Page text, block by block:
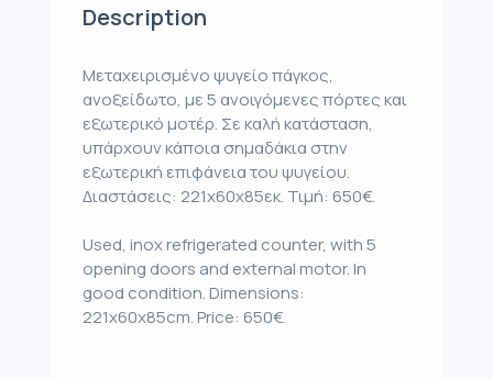
Description
Μεταχειρισμένο ψυγείο πάγκος,
ανοξείδωτο, με 5 ανοιγόμενες πόρτες και
εξωτερικό μοτέρ. Σε καλή κατάσταση,
υπάρχουν κάποια σημαδάκια στην
εξωτερική επιφάνεια του ψυγείου.
Διαστάσεις: 221x60x85εκ. Τιμή: 650€.
Used, inox refrigerated counter, with 5
opening doors and external motor. In
good condition. Dimensions:
221x60x85cm. Price: 650€.